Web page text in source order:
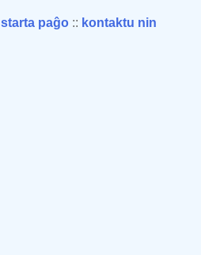
starta paĝo :: kontaktu nin